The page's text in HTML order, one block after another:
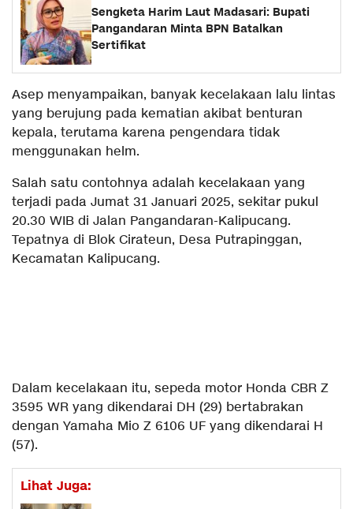
Sengketa Harim Laut Madasari: Bupati
Pangandaran Minta BPN Batalkan
Sertifikat
Asep menyampaikan, banyak kecelakaan lalu lintas
yang berujung pada kematian akibat benturan
kepala, terutama karena pengendara tidak
menggunakan helm.
Salah satu contohnya adalah kecelakaan yang
terjadi pada Jumat 31 Januari 2025, sekitar pukul
20.30 WIB di Jalan Pangandaran-Kalipucang.
Tepatnya di Blok Cirateun, Desa Putrapinggan,
Kecamatan Kalipucang.
Dalam kecelakaan itu, sepeda motor Honda CBR Z
3595 WR yang dikendarai DH (29) bertabrakan
dengan Yamaha Mio Z 6106 UF yang dikendarai H
(57).
Lihat Juga: